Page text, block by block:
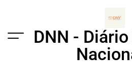
Menu
DNN -